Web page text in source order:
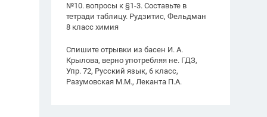
№10. вопросы к §1-3. Составьте в
тетради таблицу. Рудзитис, Фельдман
8 класс химия
Спишите отрывки из басен И. А.
Крылова, верно употребляя не. ГДЗ,
Упр. 72, Русский язык, 6 класс,
Разумовская М.М., Леканта П.А.